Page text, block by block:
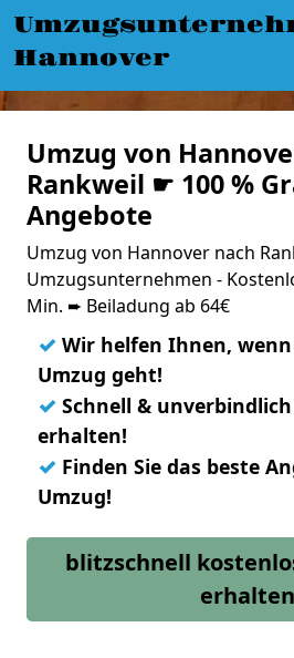
Hannover
Umzug von
Rankweil ☛ 100 %
Angebote
Umzug von Hannover nach
Umzugsunternehmen -
Min. ➨ Beiladung ab 64€
✓ Wir helfen Ihnen,
Umzug geht!
✓ Schnell &
erhalten!
✓ Finden Sie das beste
Umzug!
blitzschnell
erhalten